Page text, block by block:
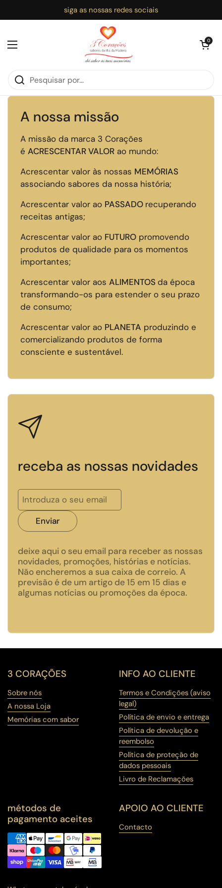
siga as nossas redes sociais
Abrir menu
Abrir
0
Início / A nossa missão
A nossa missão
A missão da marca 3 Corações
é ACRESCENTAR VALOR ao mundo:
Acrescentar valor às nossas MEMÓRIAS
associando sabores da nossa história;
Acrescentar valor ao PASSADO recuperando
receitas antigas;
Acrescentar valor ao FUTURO promovendo
produtos de qualidade para os momentos
importantes;
Acrescentar valor aos ALIMENTOSda época
transformando-os para estender o seu prazo
de consumo;
Acrescentar valor ao PLANETA produzindo e
comercializando produtos de forma
consciente e sustentável.
receba as nossas novidades
Enviar
deixe aqui o seu email para receber as nossas
novidades, promoções, histórias e notícias.
Não encheremos a sua caixa de correio. A
previsão é de um artigo de 15 em 15 dias e
algumas notícias ou promoções da época.
3 CORAÇÕES
Sobre nós
A nossa Loja
Memórias com sabor
INFO AO CLIENTE
Termos e Condições (aviso
legal)
Política de envio e entrega
Política de devolução e
reembolso
Política de proteção de
dados pessoais
Livro de Reclamações
métodos de
pagamento aceites
APOIO AO CLIENTE
Contacto